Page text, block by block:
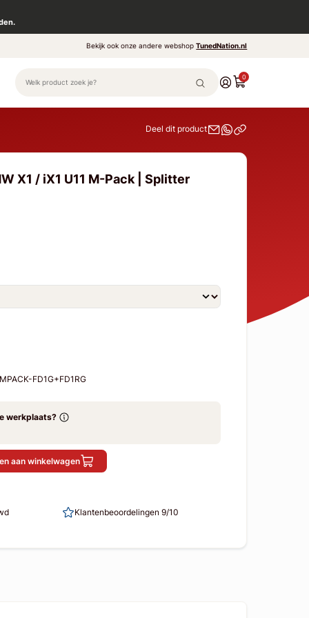
Bekijk ook onze andere webshopTunedNation.nl
0
Deel dit product
X1 / iX1 U11 M-Pack | Splitter
FD1G+FD1RG
werkplaats?
aan winkelwagen
Klantenbeoordelingen 9/10